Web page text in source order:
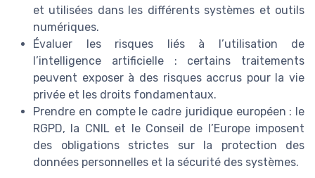
et utilisées dans les différents systèmes et outils
numériques.
Évaluer les risques liés à l’utilisation de
l’intelligence artificielle : certains traitements
peuvent exposer à des risques accrus pour la vie
privée et les droits fondamentaux.
Prendre en compte le cadre juridique européen : le
RGPD, la CNIL et le Conseil de l’Europe imposent
des obligations strictes sur la protection des
données personnelles et la sécurité des systèmes.